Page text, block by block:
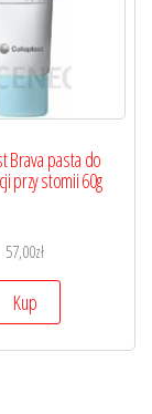
Brava pasta do
przy stomii 60g
57,00zł
Kup